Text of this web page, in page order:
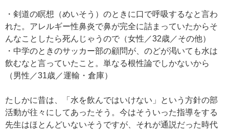
・剣道の瞑想（めいそう）のときに口で呼吸するなと言わ
れた。アレルギー性鼻炎で鼻が完全に詰まっていたからそ
んなことしたら死んじゃうので（女性／32歳／その他）
・中学のときのサッカー部の顧問が、のどが渇いても水は
飲むなと言っていたこと。単なる根性論でしかないから
（男性／31歳／運輸・倉庫）
たしかに昔は、「水を飲んではいけない」という方針の部
活動が往々にしてあったそう。今はそういった指導をする
先生はほとんどいないそうですが、それが通説だった時代